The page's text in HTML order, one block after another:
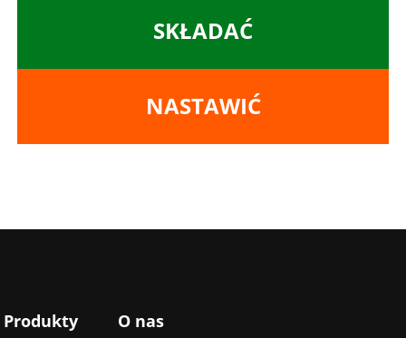
SKŁADAĆ
NASTAWIĆ
Produkty
O nas